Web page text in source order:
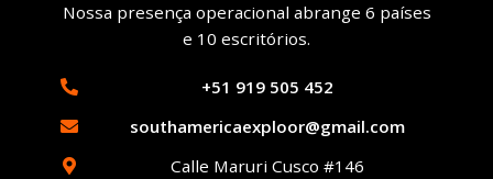
Nossa presença operacional abrange 6 países
e 10 escritórios.
+51 919 505 452
southamericaexploor@gmail.com
Calle Maruri Cusco #146